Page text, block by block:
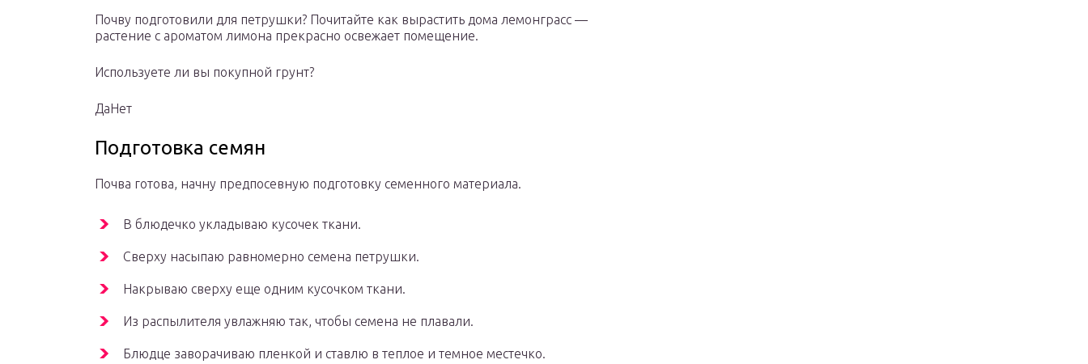
Почву подготовили для петрушки? Почитайте как вырастить дома лемонграсс —
растение с ароматом лимона прекрасно освежает помещение.
Используете ли вы покупной грунт?
ДаНет
Подготовка семян
Почва готова, начну предпосевную подготовку семенного материала.
В блюдечко укладываю кусочек ткани.
Сверху насыпаю равномерно семена петрушки.
Накрываю сверху еще одним кусочком ткани.
Из распылителя увлажняю так, чтобы семена не плавали.
Блюдце заворачиваю пленкой и ставлю в теплое и темное местечко.